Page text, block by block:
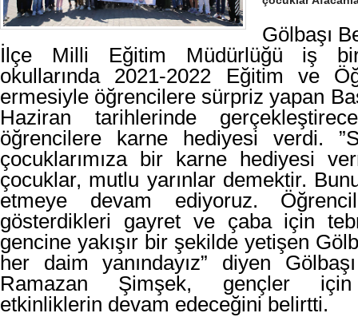
Gölbaşı
İlçe Milli Eğitim Müdürlüğü iş
okullarında 2021-2022 Eğitim ve
ermesiyle öğrencilere sürpriz yapan
Haziran tarihlerinde
öğrencilere karne hediyesi verdi.
çocuklarımıza bir karne hediyesi
çocuklar, mutlu yarınlar demektir.
etmeye devam ediyoruz.
gösterdikleri gayret ve çaba için
gencine yakışır bir şekilde yetişen
her daim yanındayız” diyen
Ramazan Şimşek, gençler için
etkinliklerin devam edeceğini belirtti.